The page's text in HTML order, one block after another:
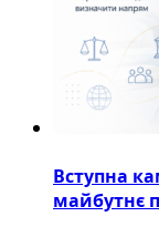
Вступна
майбутнє